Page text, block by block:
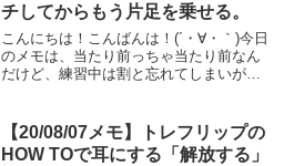
チしてからもう片足を乗せる。
こんにちは！こんばんは！(´・∀・｀)今日
のメモは、当たり前っちゃ当たり前なん
だけど、練習中は割と忘れてしまいが
を付け足すようにかけばいいかが浮かび
ません。。。笑でも、...
【20/08/07メモ】トレフリップの
HOW TOで耳にする「解放する」